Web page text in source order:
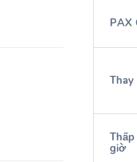
PAX
Thay
giờ